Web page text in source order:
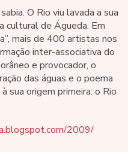
O Rio viu lavada a sua
cultural de Águeda. Em
mais de 400 artistas nos
inter-associativa do
e provocador, o
das águas e o poema
sua origem primeira: o Rio
2009/